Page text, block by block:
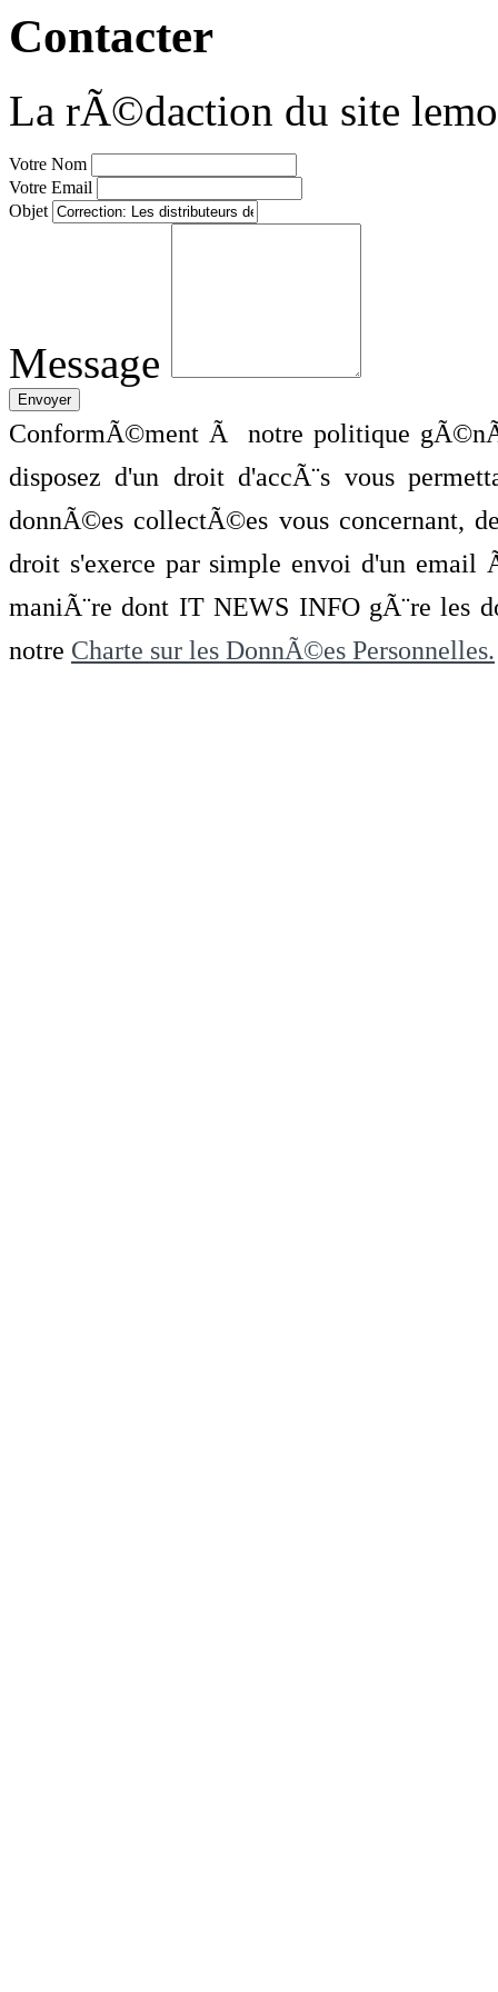
Contacter
La rÃ©daction du site
Votre Nom
Votre Email
Objet
Message
ConformÃ©ment Ã notre politique
disposez d'un droit d'accÃ¨s vous
donnÃ©es collectÃ©es vous concernant,
droit s'exerce par simple envoi d'un
maniÃ¨re dont IT NEWS INFO gÃ¨re les
notre Charte sur les DonnÃ©es Personnelles.